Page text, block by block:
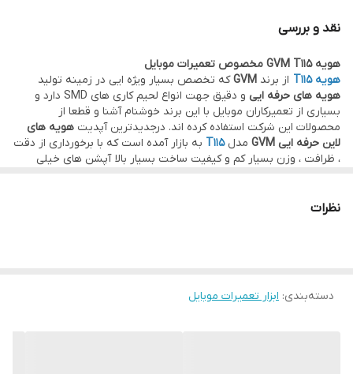
خوبی را نیز به تعمیر کار ارائه می دهد که می توان از آن ها در جهت
انواع سیم کشی های زیر هارد و آی سی ها وبرد ها ، تعویض و لحیم کاری
قطعات SMD با نهایت دقت و بدون آسیب رساندن به کار استفاده نمود .
ویژگی های بارز این دستگاه :
صفحه نمایش دیجیتال و نمایش دقیق دمای تنظیمی
بدنه یکپارچه آلمینیومی
نوک هویه بسیار ریز و قابلیت استفاده از نوک هویه های jbc
نقد و بررسی
هویه GVM T115 مخصوص تعمیرات موبایل
هویه T115
از برند GVM که تخصص بسیار ویژه ایی در زمینه تولید
هویه های حرفه ایی
و دقیق جهت انواع لحیم کاری های SMD دارد و
بسیاری از تعمیرکاران موبایل با این برند خوشنام آشنا و قطعا از
محصولات این شرکت استفاده کرده اند. درجدیدترین آپدیت هویه های
لاین حرفه ایی GVM
مدلT115 به بازار آمده است که با برخورداری از دقت
، ظرافت ، وزن بسیار کم و کیفیت ساخت بسیار بالا آپشن های خیلی
قطعات SMD با نهایت دقت و بدون آسیب رساندن به کار استفاده نمود .
نظرات
دسته‌بندی: ابزار تعمیرات موبایل